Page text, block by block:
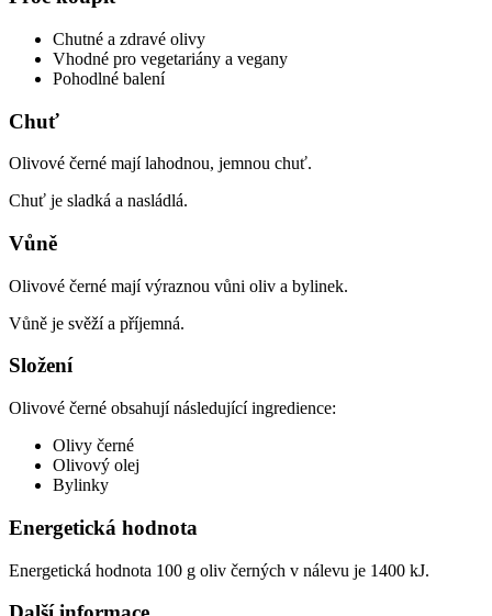
Chutné a zdravé olivy
Vhodné pro vegetariány a vegany
Pohodlné balení
Chuť
Olivové černé mají lahodnou, jemnou chuť.
Chuť je sladká a nasládlá.
Vůně
Olivové černé mají výraznou vůni oliv a bylinek.
Vůně je svěží a příjemná.
Složení
Olivové černé obsahují následující ingredience:
Olivy černé
Olivový olej
Bylinky
Energetická hodnota
Energetická hodnota 100 g oliv černých v nálevu je 1400 kJ.